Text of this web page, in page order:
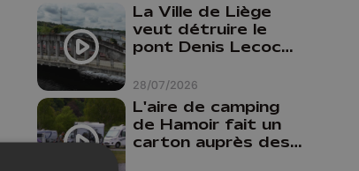
28/07/2026
La Ville de Liège
veut détruire le
pont Denis Lecocq
budget pour le
faire
L'aire de camping
de Hamoir fait un
carton auprès des